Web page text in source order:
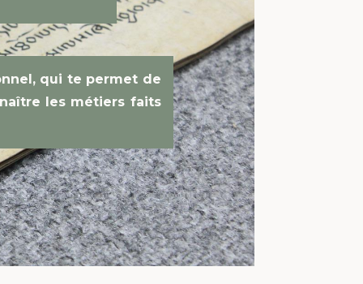
qui te permet de
les métiers faits